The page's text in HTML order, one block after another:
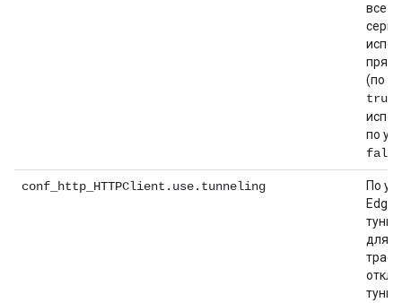
все
(по
true
по
conf_http_HTTPClient.use.tunneling
По
Edge
для